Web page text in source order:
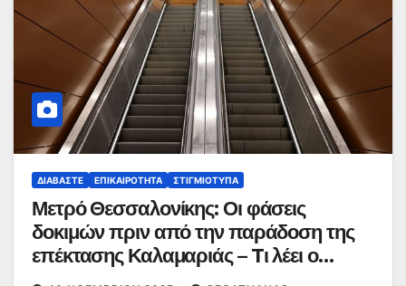
ΔΙΑΒΆΣΤΕ ΕΠΙΚΑΙΡΌΤΗΤΑ ΣΤΙΓΜΙΌΤΥΠΑ
Μετρό Θεσσαλονίκης: Οι φάσεις
δοκιμών πριν από την παράδοση της
επέκτασης Καλαμαριάς – Tι λέει ο
Ταχιάος για τη διακοπή λειτουργίας